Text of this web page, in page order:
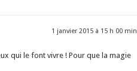
1 janvier 2015 à 15 h 00 min
qui le font vivre ! Pour que la magie